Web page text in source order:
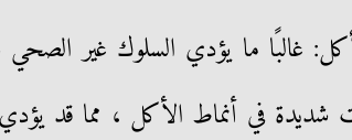
غالبًا ما يؤدي السلوك غير الصحي
شديدة في أنماط الأكل ، مما قد